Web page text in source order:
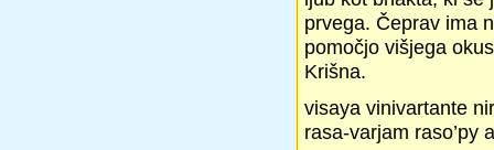
prvega. Čeprav ima
pomočjo višjega
Krišna.
visaya vinivartante
rasa-varjam raso’py